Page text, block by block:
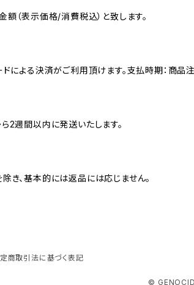
額（表示価格/消費税込）と致します。
ドによる決済がご利用頂けます。支払時期：商品
2週間以内に発送いたします。
き、基本的には返品には応じません。
商取引法に基づく表記
©